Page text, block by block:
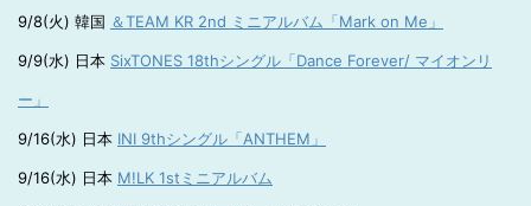
9/8(火) 韓国 ＆TEAM KR 2nd ミニアルバム「Mark on Me」
9/9(水) 日本 SixTONES 18thシングル「Dance Forever/ マイオンリ
ー」
9/16(水) 日本 INI 9thシングル「ANTHEM」
9/16(水) 日本 M!LK 1stミニアルバム